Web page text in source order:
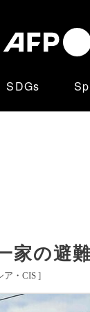
SDGs
家の避
ア・CIS ]